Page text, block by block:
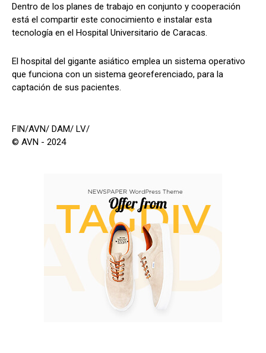
Dentro de los planes de trabajo en conjunto y cooperación
está el compartir este conocimiento e instalar esta
tecnología en el Hospital Universitario de Caracas.
El hospital del gigante asiático emplea un sistema operativo
que funciona con un sistema georeferenciado, para la
captación de sus pacientes.
FIN/AVN/ DAM/ LV/
© AVN - 2024